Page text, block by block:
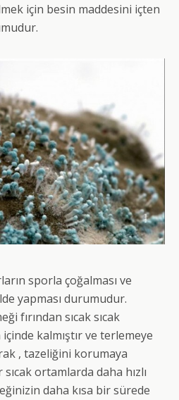
için besin maddesini içten
sporla çoğalması ve
yapması durumudur.
fırından sıcak sıcak
içinde kalmıştır ve terlemeye
, tazeliğini korumaya
sıcak ortamlarda daha hızlı
daha kısa bir sürede